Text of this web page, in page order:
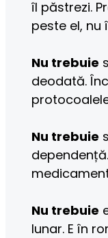
îl păstrezi.
peste el, nu
Nu trebuie
deodată.
Nu trebuie
Nu trebuie
lunar. E în